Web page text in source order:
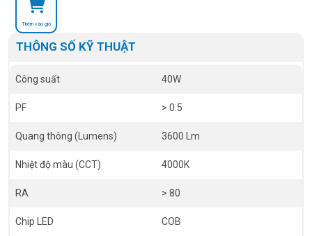
Thêm vào giỏ
THÔNG SỐ KỸ THUẬT
Công suất 40W
PF > 0.5
Quang thông (Lumens) 3600 Lm
Nhiệt độ màu (CCT) 4000K
RA > 80
Chip LED COB